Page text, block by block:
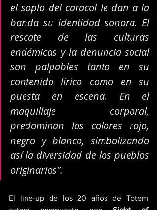
el soplo del caracol le dan a la
banda su identidad sonora. El
rescate de las culturas
endémicas y la denuncia social
son palpables tanto en su
contenido lírico como en su
puesta en escena. En el
maquillaje corporal,
predominan los colores rojo,
negro y blanco, simbolizando
así la diversidad de los pueblos
originarios”.
El line-up de los 20 años de Totem